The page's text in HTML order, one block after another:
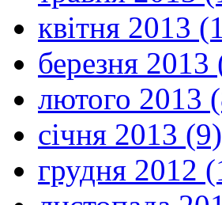
квітня 2013
березня 2013
лютого 2013
січня 2013 (9)
грудня 2012